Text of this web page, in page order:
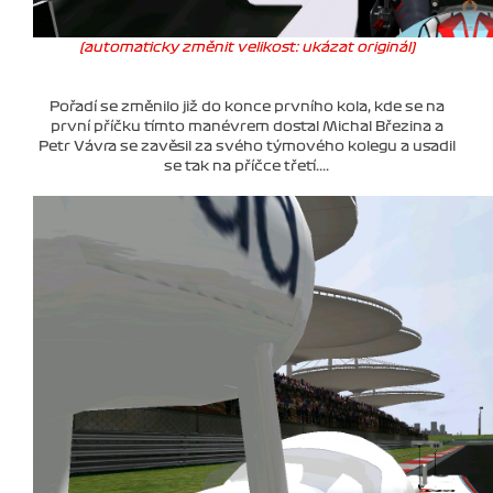
(automaticky změnit velikost: ukázat originál)
Pořadí se změnilo již do konce prvního kola, kde se na
první příčku tímto manévrem dostal Michal Březina a
Petr Vávra se zavěsil za svého týmového kolegu a usadil
se tak na příčce třetí....